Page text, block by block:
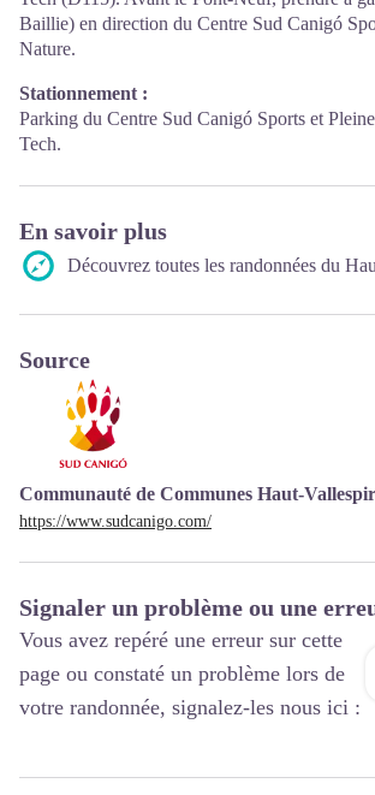
Baillie) en direction du Centre Sud Canigó
Nature.
Stationnement :
Parking du Centre Sud Canigó Sports et
Tech.
En savoir plus
Découvrez toutes les randonnées du
Source
Communauté de Communes Haut-Vallespir
https://www.sudcanigo.com/
Signaler un problème ou une
Vous avez repéré une erreur sur cette
page ou constaté un problème lors de
votre randonnée, signalez-les nous ici :